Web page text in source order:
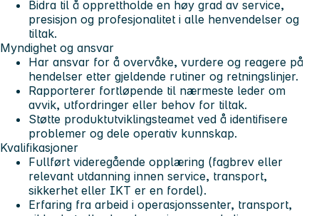
Bidra til å opprettholde en høy grad av service,
presisjon og profesjonalitet i alle henvendelser og
tiltak.
Myndighet og ansvar
Har ansvar for å overvåke, vurdere og reagere på
hendelser etter gjeldende rutiner og retningslinjer.
Rapporterer fortløpende til nærmeste leder om
avvik, utfordringer eller behov for tiltak.
Støtte produktutviklingsteamet ved å identifisere
problemer og dele operativ kunnskap.
Kvalifikasjoner
Fullført videregående opplæring (fagbrev eller
relevant utdanning innen service, transport,
sikkerhet eller IKT er en fordel).
Erfaring fra arbeid i operasjonssenter, transport,